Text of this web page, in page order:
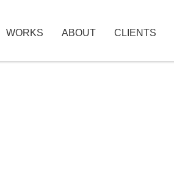
WORKS ABOUT CLIENTS